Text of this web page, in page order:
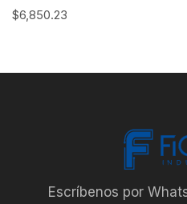
$6,850.23
Escríbenos por